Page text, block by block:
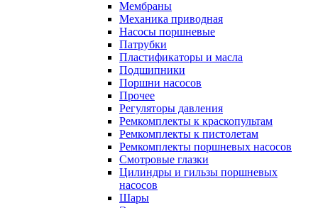
Мембраны
Механика приводная
Насосы поршневые
Патрубки
Пластификаторы и масла
Подшипники
Поршни насосов
Прочее
Регуляторы давления
Ремкомплекты к краскопультам
Ремкомплекты к пистолетам
Ремкомплекты поршневых насосов
Смотровые глазки
Цилиндры и гильзы поршневых
насосов
Шары